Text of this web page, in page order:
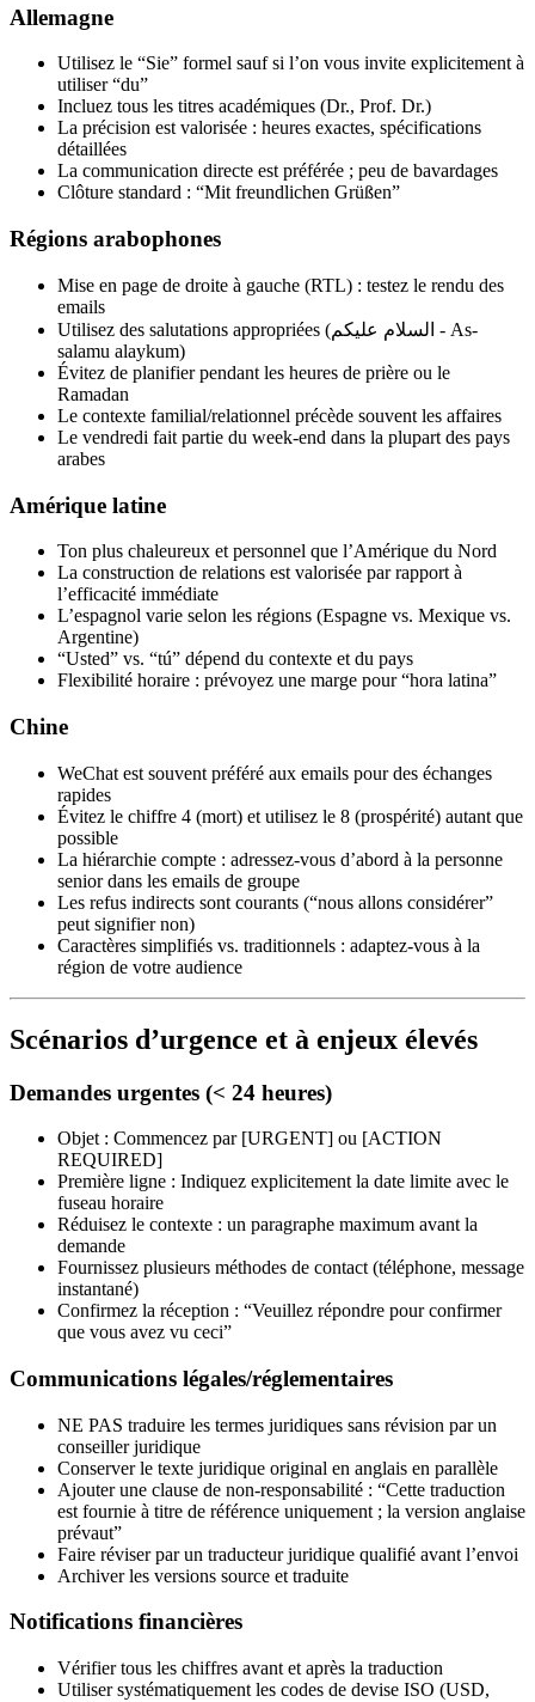
Allemagne
Utilisez le “Sie” formel sauf si l’on vous invite explicitement à
utiliser “du”
Incluez tous les titres académiques (Dr., Prof. Dr.)
La précision est valorisée : heures exactes, spécifications
détaillées
La communication directe est préférée ; peu de bavardages
Clôture standard : “Mit freundlichen Grüßen”
Régions arabophones
Mise en page de droite à gauche (RTL) : testez le rendu des
emails
Utilisez des salutations appropriées (السلام عليكم - As-
salamu alaykum)
Évitez de planifier pendant les heures de prière ou le
Ramadan
Le contexte familial/relationnel précède souvent les affaires
Le vendredi fait partie du week-end dans la plupart des pays
arabes
Amérique latine
Ton plus chaleureux et personnel que l’Amérique du Nord
La construction de relations est valorisée par rapport à
l’efficacité immédiate
L’espagnol varie selon les régions (Espagne vs. Mexique vs.
Argentine)
“Usted” vs. “tú” dépend du contexte et du pays
Flexibilité horaire : prévoyez une marge pour “hora latina”
Chine
WeChat est souvent préféré aux emails pour des échanges
rapides
Évitez le chiffre 4 (mort) et utilisez le 8 (prospérité) autant que
possible
La hiérarchie compte : adressez-vous d’abord à la personne
senior dans les emails de groupe
Les refus indirects sont courants (“nous allons considérer”
peut signifier non)
Caractères simplifiés vs. traditionnels : adaptez-vous à la
région de votre audience
Scénarios d’urgence et à enjeux élevés
Demandes urgentes (< 24 heures)
Objet : Commencez par [URGENT] ou [ACTION
REQUIRED]
Première ligne : Indiquez explicitement la date limite avec le
fuseau horaire
Réduisez le contexte : un paragraphe maximum avant la
demande
Fournissez plusieurs méthodes de contact (téléphone, message
instantané)
Confirmez la réception : “Veuillez répondre pour confirmer
que vous avez vu ceci”
Communications légales/réglementaires
NE PAS traduire les termes juridiques sans révision par un
conseiller juridique
Conserver le texte juridique original en anglais en parallèle
Ajouter une clause de non-responsabilité : “Cette traduction
est fournie à titre de référence uniquement ; la version anglaise
prévaut”
Faire réviser par un traducteur juridique qualifié avant l’envoi
Archiver les versions source et traduite
Notifications financières
Vérifier tous les chiffres avant et après la traduction
Utiliser systématiquement les codes de devise ISO (USD,